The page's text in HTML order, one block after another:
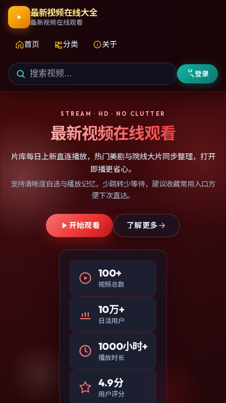
最新视频在线大全
最新视频在线观看
首页 分类 关于
登录
STREAM · HD · NO CLUTTER
最新视频在线观看
片库每日上新直连播放，热门美剧与院线大片同步整理，打开
即播更省心。
支持清晰度自选与播放记忆，少跳转少等待，建议收藏常用入口方
便下次直达。
开始观看 了解更多
100+
视频总数
10万+
日活用户
1000小时+
播放时长
4.9分
用户评分